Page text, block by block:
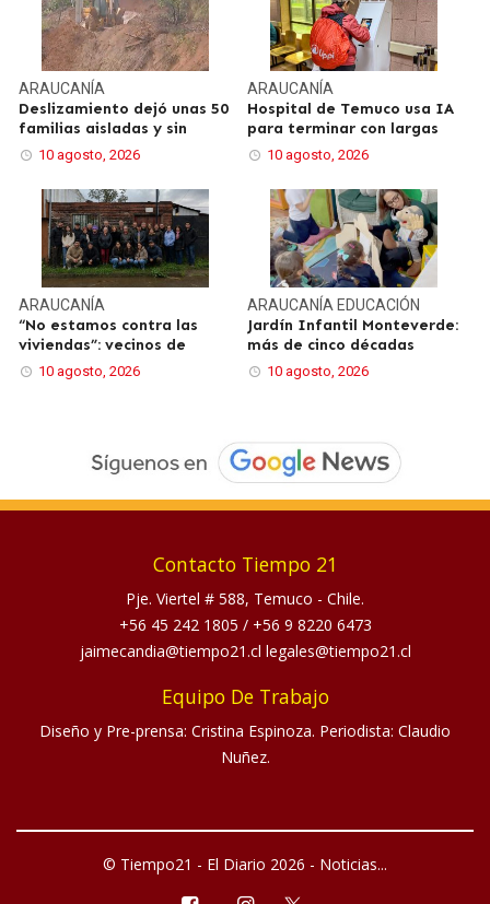
ARAUCANÍA
Deslizamiento dejó unas 50
familias aisladas y sin
10 agosto, 2026
ARAUCANÍA
Hospital de Temuco usa IA
para terminar con largas
10 agosto, 2026
ARAUCANÍA
“No estamos contra las
viviendas”: vecinos de
10 agosto, 2026
ARAUCANÍA EDUCACIÓN
Jardín Infantil Monteverde:
más de cinco décadas
10 agosto, 2026
Contacto Tiempo 21
Pje. Viertel # 588, Temuco - Chile.
+56 45 242 1805 / +56 9 8220 6473
jaimecandia@tiempo21.cl legales@tiempo21.cl
Equipo De Trabajo
Diseño y Pre-prensa: Cristina Espinoza. Periodista: Claudio
Nuñez.
© Tiempo21 - El Diario 2026 - Noticias...